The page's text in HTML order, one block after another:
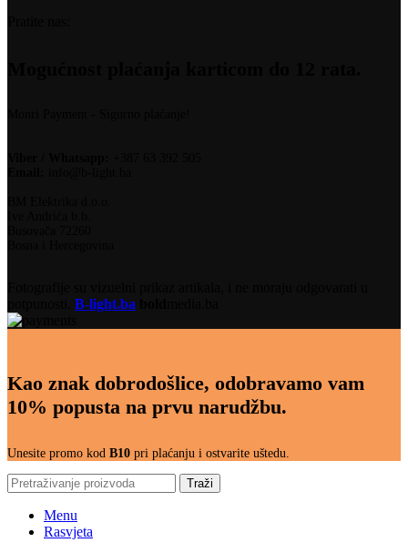
B-light.ba
Kao znak dobrodošlice, odobravamo vam
10% popusta na prvu narudžbu.
Unesite promo kod B10 pri plaćanju i ostvarite uštedu.
Traži
Menu
Rasvjeta